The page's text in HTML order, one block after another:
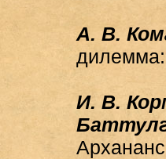
А. В.
И. В.